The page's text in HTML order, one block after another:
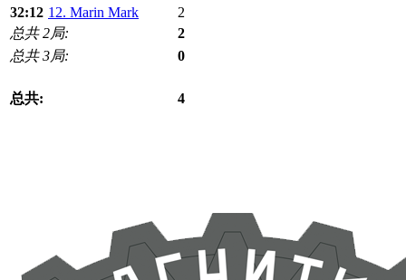
32:12 12. Marin Mark
2
总共 2局:
2
总共 3局:
0
总共: 4